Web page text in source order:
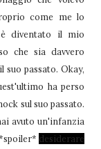
come me lo
diventato il mio
che sia davvero
passato. Okay,
ha perso
sul suo passato.
avuto un'infanzia
desiderare